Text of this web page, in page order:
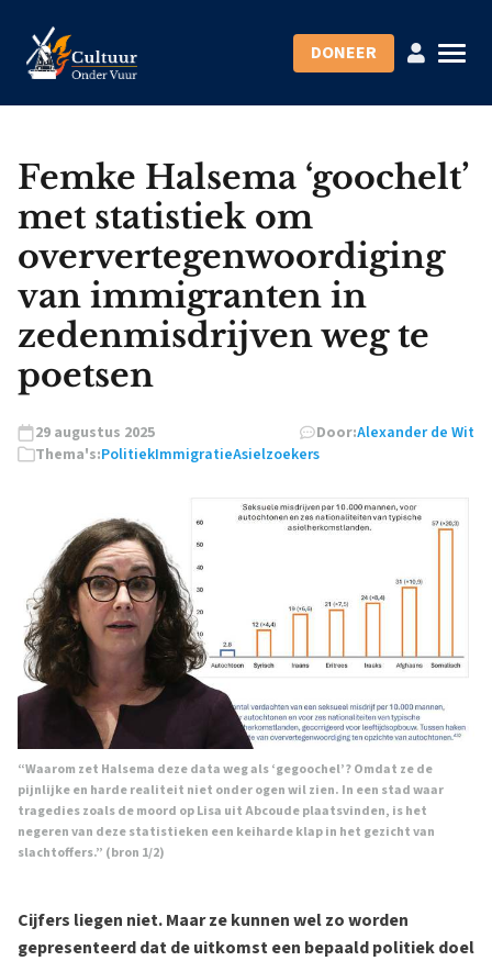
DONEER
Femke Halsema ‘goochelt’
met statistiek om
oververtegenwoordiging
van immigranten in
zedenmisdrijven weg te
poetsen
29 augustus 2025 Door:Alexander de Wit
Thema's:PolitiekImmigratieAsielzoekers
“Waarom zet Halsema deze data weg als ‘gegoochel’? Omdat ze de
pijnlijke en harde realiteit niet onder ogen wil zien. In een stad waar
tragedies zoals de moord op Lisa uit Abcoude plaatsvinden, is het
negeren van deze statistieken een keiharde klap in het gezicht van
slachtoffers.” (bron 1/2)
Cijfers liegen niet. Maar ze kunnen wel zo worden
gepresenteerd dat de uitkomst een bepaald politiek doel